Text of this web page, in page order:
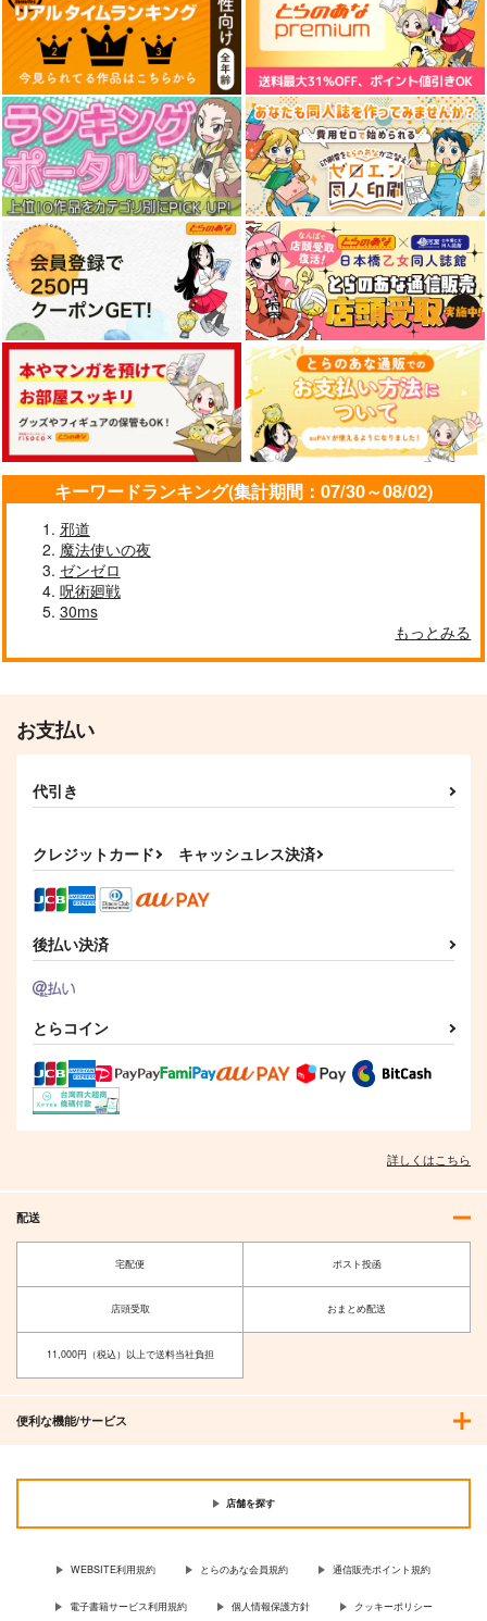
キーワードランキング(集計期間：07/30～08/02)
邪道
魔法使いの夜
ゼンゼロ
呪術廻戦
30ms
もっとみる
お支払い
代引き
クレジットカード キャッシュレス決済
後払い決済
とらコイン
詳しくはこちら
配送
宅配便 ポスト投函
店頭受取 おまとめ配送
11,000円（税込）以上で送料当社負担
便利な機能/サービス
店舗を探す
WEBSITE利用規約 とらのあな会員規約 通信販売ポイント規約
電子書籍サービス利用規約 個人情報保護方針 クッキーポリシー